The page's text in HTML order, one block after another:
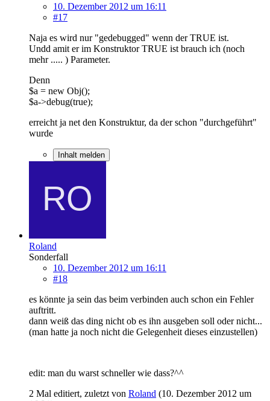
10. Dezember 2012 um 16:11
#17
Naja es wird nur "gedebugged" wenn der TRUE ist.
Undd amit er im Konstruktor TRUE ist brauch ich (noch
mehr ..... ) Parameter.
Denn
$a = new Obj();
$a->debug(true);
erreicht ja net den Konstruktur, da der schon "durchgeführt"
wurde
Inhalt melden
Roland
Sonderfall
10. Dezember 2012 um 16:11
#18
es könnte ja sein das beim verbinden auch schon ein Fehler
auftritt.
dann weiß das ding nicht ob es ihn ausgeben soll oder nicht...
(man hatte ja noch nicht die Gelegenheit dieses einzustellen)
edit: man du warst schneller wie dass?^^
2 Mal editiert, zuletzt von Roland (10. Dezember 2012 um